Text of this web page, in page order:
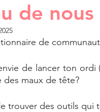
de
de
de lancer ton
des maux de tête?
trouver des outils